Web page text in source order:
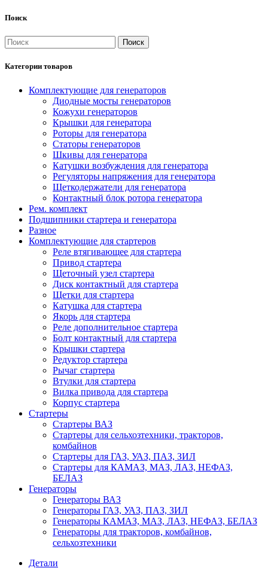
Поиск
Поиск
Категории товаров
Комплектующие для генераторов
Диодные мосты генераторов
Кожухи генераторов
Крышки для генератора
Роторы для генератора
Статоры генераторов
Шкивы для генератора
Катушки возбуждения для генератора
Регуляторы напряжения для генератора
Щеткодержатели для генератора
Контактный блок ротора генератора
Рем. комплект
Подшипники стартера и генератора
Разное
Комплектующие для стартеров
Реле втягивающее для стартера
Привод стартера
Щеточный узел стартера
Диск контактный для стартера
Щетки для стартера
Катушка для стартера
Якорь для стартера
Реле дополнительное стартера
Болт контактный для стартера
Крышки стартера
Редуктор стартера
Рычаг стартера
Втулки для стартера
Вилка привода для стартера
Корпус стартера
Стартеры
Стартеры ВАЗ
Стартеры для сельхозтехники, тракторов,
комбайнов
Стартеры для ГАЗ, УАЗ, ПАЗ, ЗИЛ
Стартеры для КАМАЗ, МАЗ, ЛАЗ, НЕФАЗ,
БЕЛАЗ
Генераторы
Генераторы ВАЗ
Генераторы ГАЗ, УАЗ, ПАЗ, ЗИЛ
Генераторы КАМАЗ, МАЗ, ЛАЗ, НЕФАЗ, БЕЛАЗ
Генераторы для тракторов, комбайнов,
сельхозтехники
Детали